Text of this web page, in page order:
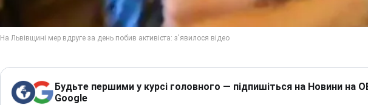
Будьте першими у курсі головного — підпишіться на Новини на
Google